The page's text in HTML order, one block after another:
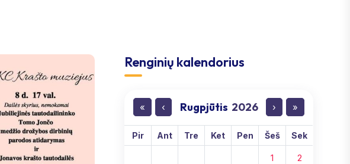
Renginių kalendorius
« ‹ Rugpjūtis 2026 › »
Pir Ant Tre Ket Pen Šeš Sek
1 2